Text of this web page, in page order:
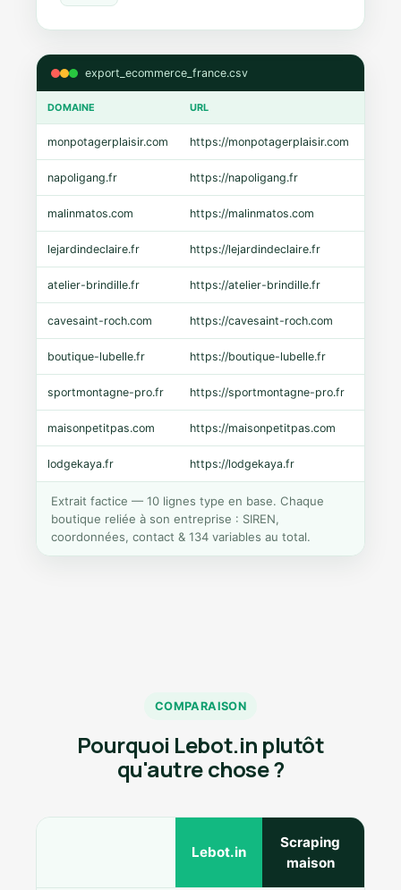
export_ecommerce_france.csv
DOMAINE URL
monpotagerplaisir.com https://monpotagerplaisir.com
napoligang.fr https://napoligang.fr
malinmatos.com https://malinmatos.com
lejardindeclaire.fr https://lejardindeclaire.fr
atelier-brindille.fr https://atelier-brindille.fr
cavesaint-roch.com https://cavesaint-roch.com
boutique-lubelle.fr https://boutique-lubelle.fr
sportmontagne-pro.fr https://sportmontagne-pro.fr
maisonpetitpas.com https://maisonpetitpas.com
lodgekaya.fr https://lodgekaya.fr
Extrait factice — 10 lignes type en base. Chaque
boutique reliée à son entreprise : SIREN,
coordonnées, contact & 134 variables au total.
COMPARAISON
Pourquoi Lebot.in plutôt
qu'autre chose ?
Lebot.in
Scraping
maison